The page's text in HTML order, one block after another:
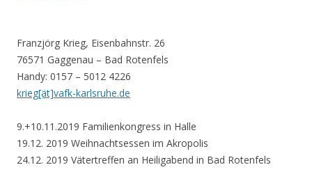
Franzjörg Krieg, Eisenbahnstr. 26
76571 Gaggenau – Bad Rotenfels
Handy: 0157 – 5012 4226
krieg[ät]vafk-karlsruhe.de
9.+10.11.2019 Familienkongress in Halle
19.12. 2019 Weihnachtsessen im Akropolis
24.12. 2019 Vätertreffen an Heiligabend in Bad Rotenfels